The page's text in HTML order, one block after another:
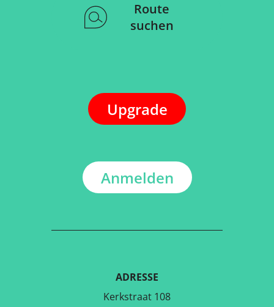
Route
suchen
Upgrade
Anmelden
ADRESSE
Kerkstraat 108